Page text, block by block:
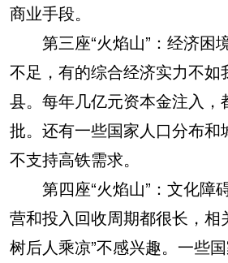
商业手段。
第三座“火焰山”：经济困
不足，有的综合经济实力不如
县。每年几亿元资本金注入，
批。还有一些国家人口分布和
不支持高铁需求。
第四座“火焰山”：文化障
营和投入回收周期都很长，相
树后人乘凉”不感兴趣。一些